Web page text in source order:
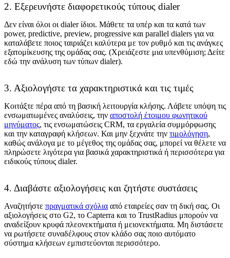
2. Εξερευνήστε διαφορετικούς τύπους dialer
Δεν είναι όλοι οι dialer ίδιοι. Μάθετε τα υπέρ και τα κατά των
power, predictive, preview, progressive και parallel dialers για να
καταλάβετε ποιος ταιριάζει καλύτερα με τον ρυθμό και τις ανάγκες
εξατομίκευσης της ομάδας σας. (Χρειάζεστε μια υπενθύμιση; Δείτε
εδώ την ανάλυση των τύπων dialer).
3. Αξιολογήστε τα χαρακτηριστικά και τις τιμές
Κοιτάξτε πέρα από τη βασική λειτουργία κλήσης. Λάβετε υπόψη τις
ενσωματωμένες αναλύσεις, την αποστολή έτοιμου φωνητικού
μηνύματος, τις ενσωματώσεις CRM, τα εργαλεία συμμόρφωσης
και την καταγραφή κλήσεων. Και μην ξεχνάτε την τιμολόγηση,
καθώς ανάλογα με το μέγεθος της ομάδας σας, μπορεί να θέλετε να
πληρώσετε λιγότερα για βασικά χαρακτηριστικά ή περισσότερα για
ειδικούς τύπους dialer.
4. Διαβάστε αξιολογήσεις και ζητήστε συστάσεις
Αναζητήστε πραγματικά σχόλια από εταιρείες σαν τη δική σας. Οι
αξιολογήσεις στο G2, το Capterra και το TrustRadius μπορούν να
αναδείξουν κρυφά πλεονεκτήματα ή μειονεκτήματα. Μη διστάσετε
να ρωτήσετε συναδέλφους στον κλάδο σας ποιο αυτόματο
σύστημα κλήσεων εμπιστεύονται περισσότερο.